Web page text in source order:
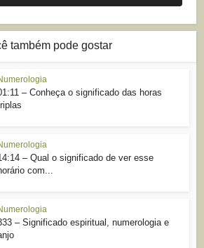
também pode gostar
– Conheça o significado das horas
– Qual o significado de ver esse
com...
– Significado espiritual, numerologia e